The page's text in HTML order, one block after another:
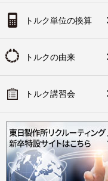
トルク単位の換算
トルクの由来
トルク講習会
製品
代理店網
な使い方
パーツリスト
その他
所について
り組みについて
会員登録